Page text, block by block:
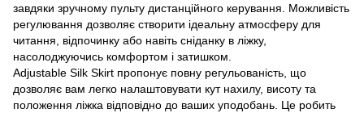
завдяки зручному пульту дистанційного керування. Можливість
регулювання дозволяє створити ідеальну атмосферу для
читання, відпочинку або навіть сніданку в ліжку,
насолоджуючись комфортом і затишком.
Adjustable Silk Skirt пропонує повну регульованість, що
дозволяє вам легко налаштовувати кут нахилу, висоту та
положення ліжка відповідно до ваших уподобань. Це робить